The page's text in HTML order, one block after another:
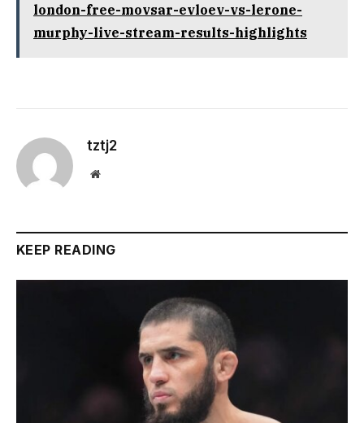
london-free-movsar-evloev-vs-lerone-
murphy-live-stream-results-highlights
tztj2
Website
KEEP READING